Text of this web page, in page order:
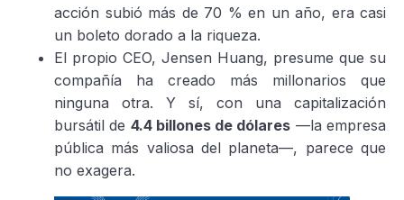
acción subió más de 70 % en un año, era casi
un boleto dorado a la riqueza.
El propio CEO, Jensen Huang, presume que su
compañía ha creado más millonarios que
ninguna otra. Y sí, con una capitalización
bursátil de 4.4 billones de dólares —la empresa
pública más valiosa del planeta—, parece que
no exagera.